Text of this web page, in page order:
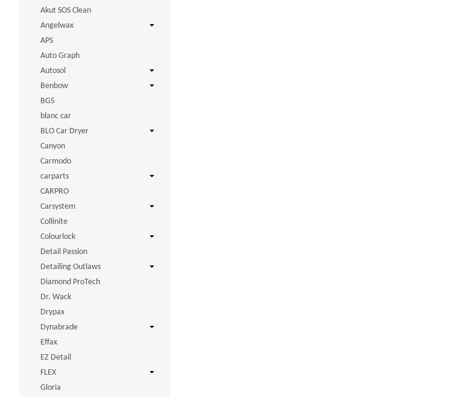
Akut SOS Clean
Angelwax
APS
Auto Graph
Autosol
Benbow
BGS
blanc car
BLO Car Dryer
Canyon
Carmodo
carparts
CARPRO
Carsystem
Collinite
Colourlock
Detail Passion
Detailing Outlaws
Diamond ProTech
Dr. Wack
Drypax
Dynabrade
Effax
EZ Detail
FLEX
Gloria